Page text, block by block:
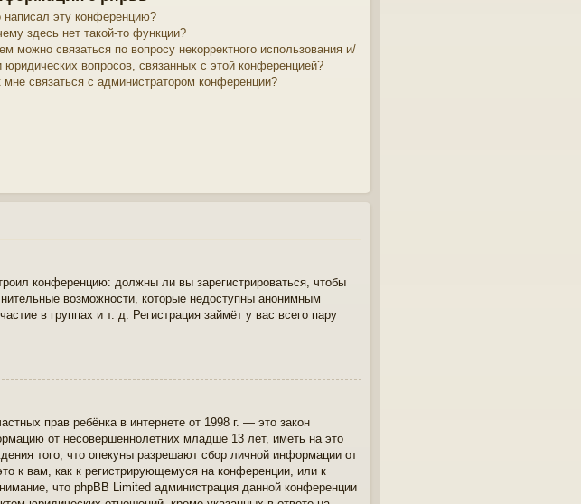
написал эту конференцию?
здесь нет такой-то функции?
можно связаться по вопросу некорректного использования и/
юридических вопросов, связанных с этой конференцией?
мне связаться с администратором конференции?
конференцию: должны ли вы зарегистрироваться, чтобы
возможности, которые недоступны анонимным
в группах и т. д. Регистрация займёт у вас всего пару
прав ребёнка в интернете от 1998 г. — это закон
от несовершеннолетних младше 13 лет, иметь на это
того, что опекуны разрешают сбор личной информации от
к вам, как к регистрирующемуся на конференции, или к
что phpBB Limited администрация данной конференции